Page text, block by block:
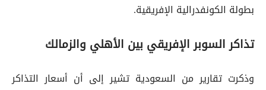
بطولة الكونفدرالية الإفريقية.
تذاكر السوبر الإفريقي بين الأهلي والزمالك
وذكرت تقارير من السعودية تشير إلى أن أسعار التذاكر